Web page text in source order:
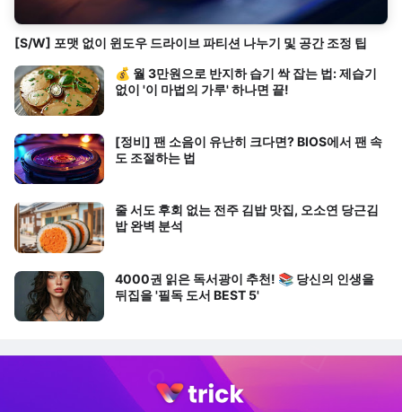
[S/W] 포맷 없이 윈도우 드라이브 파티션 나누기 및 공간 조정 팁
💰 월 3만원으로 반지하 습기 싹 잡는 법: 제습기
없이 '이 마법의 가루' 하나면 끝!
[정비] 팬 소음이 유난히 크다면? BIOS에서 팬 속
도 조절하는 법
줄 서도 후회 없는 전주 김밥 맛집, 오소연 당근김
밥 완벽 분석
4000권 읽은 독서광이 추천! 📚 당신의 인생을
뒤집을 '필독 도서 BEST 5'